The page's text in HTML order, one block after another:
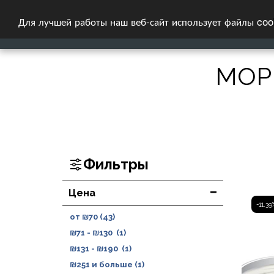
Для лучшей работы наш веб-сайт использует файлы
ГЛАВНАЯ
Фильтры
Цена
от ₪70 (43)
₪71 - ₪130 (1)
₪131 - ₪190 (1)
₪251 и больше (1)
-